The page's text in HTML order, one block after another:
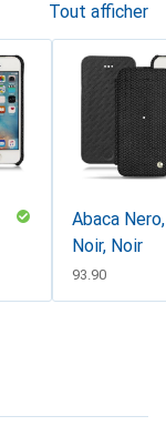
Tout afficher
Abaca Nero,
Noir, Noir
CHF
93.90